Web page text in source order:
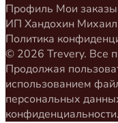
Профиль Мои заказы
ИП Хандохин
Политика
© 2026 Trevery. Все
Продолжая
использованием
персональных
конфиденциальности.